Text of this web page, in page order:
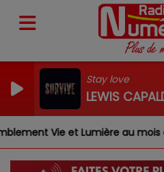
Stay love
LEWIS
Vie et Lumière au mois